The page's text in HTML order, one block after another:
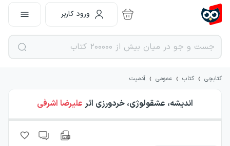
ورود کاربر
کتابچی › کتاب › عمومی › آدمیت
اندیشه، عشقولوژی، خردورزی اثر علیرضا اشرفی